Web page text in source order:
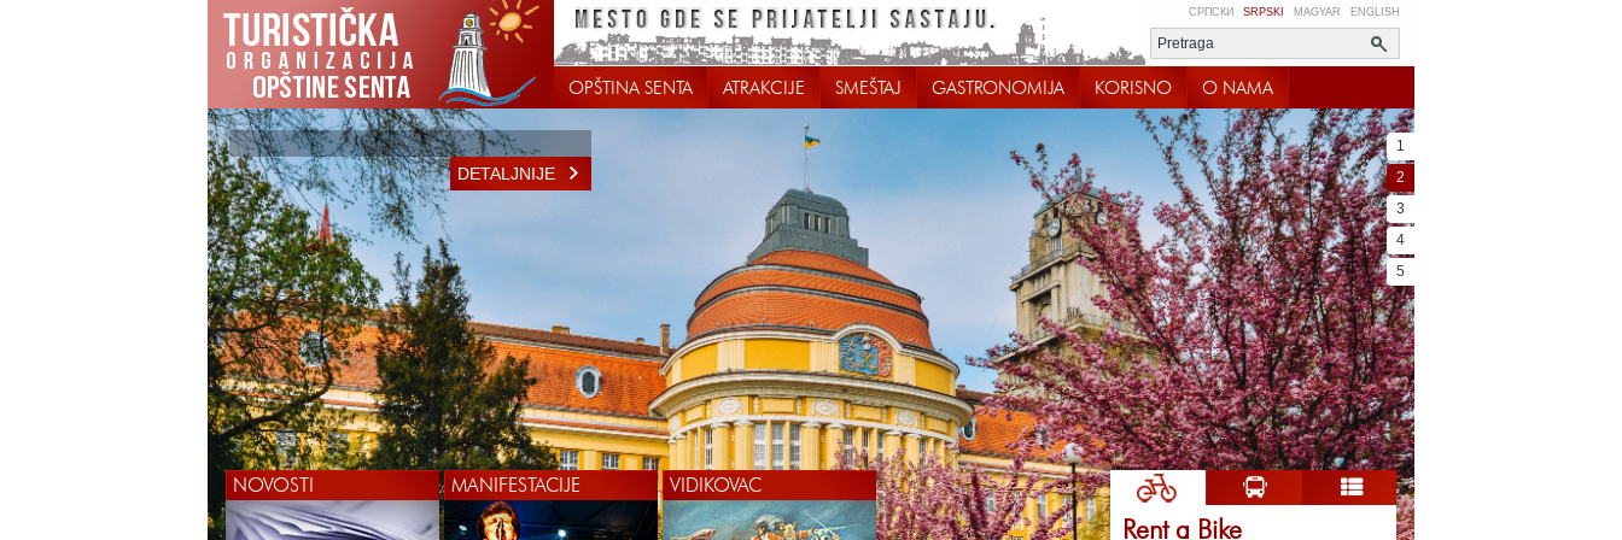
СРПСКИ SRPSKI MAGYAR ENGLISH
OPŠTINA SENTA ATRAKCIJE SMEŠTAJ GASTRONOMIJA KORISNO O NAMA
DETALJNIJE
1
2
3
4
5
NOVOSTI MANIFESTACIJE VIDIKOVAC
Rent a Bike